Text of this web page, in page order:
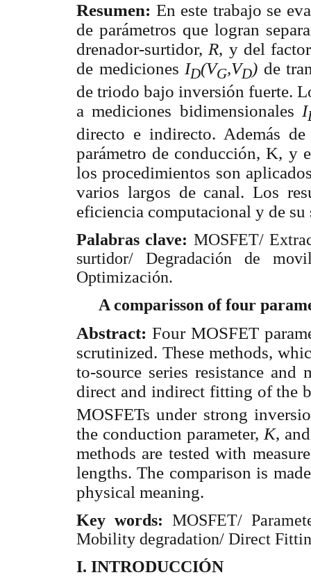
Resumen: En este trabajo se
de parámetros que logran
drenador-surtidor, R, y del
de mediciones ID(VG,VD) de
de triodo bajo inversión fuerte.
a mediciones bidimensionales I
directo e indirecto. Además
parámetro de conducción, K, y
los procedimientos son
varios largos de canal. Los
eficiencia computacional y de
Palabras clave: MOSFET/
surtidor/ Degradación de
Optimización.
A comparisson of four
Abstract: Four MOSFET
scrutinized. These methods,
to-source series resistance
direct and indirect fitting of the
MOSFETs under strong
the conduction parameter, K,
methods are tested with
lengths. The comparison is
physical meaning.
Key words: MOSFET/
Mobility degradation/ Direct
I. INTRODUCCIÓN